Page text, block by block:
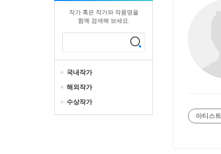
작가 혹은 작가와 작품명을
함께 검색해 보세요.
국내작가
해외작가
수상작가
아티스